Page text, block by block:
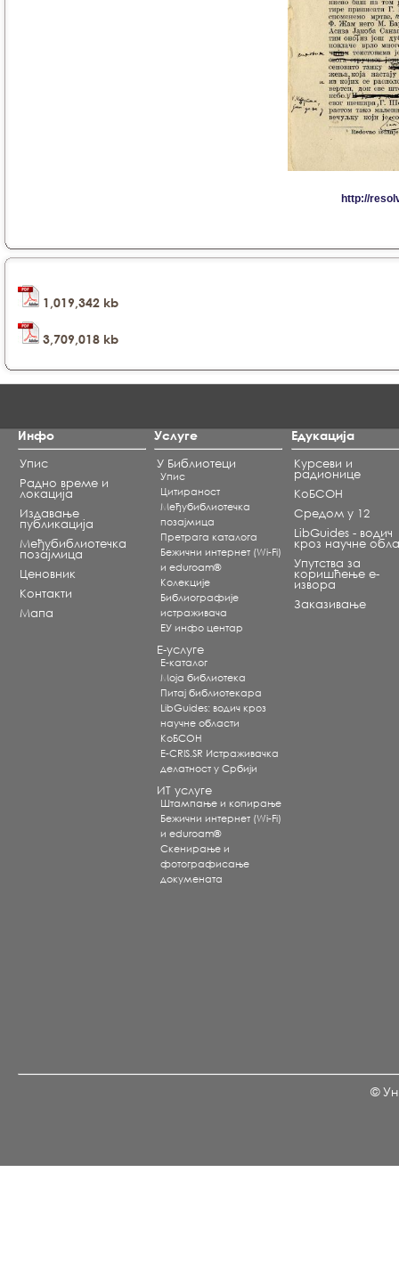
1,019,342 kb
3,709,018 kb
Инфо
Упис
Радно време и
локација
Издавање
публикација
Међубиблиотечка
позајмица
Ценовник
Контакти
Мапа
Услуге
У Библиотеци
Упис
Цитираност
Међубиблиотечка
позајмица
Претрага каталога
Бежични интернет (Wi-Fi)
и eduroam®
Koлекције
Библиографије
истраживача
ЕУ инфо центар
Е-услуге
Е-каталог
Моја библиотека
Питај библиотекара
LibGuides: водич кроз
научне области
КоБСОН
E-CRIS.SR Истраживачка
делатност у Србији
ИТ услуге
Штампање и копирање
Бежични интернет (Wi-Fi)
и eduroam®
Скенирање и
фотографисање
докумената
Едукација
Курсеви и
радионице
КоБСОН
Средом у 12
LibGuides - водич
кроз научне
Упутства за
коришћење е-
извора
Заказивање
©